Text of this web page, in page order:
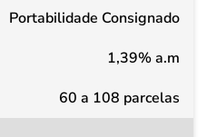
Portabilidade Consignado
1,39% a.m
60 a 108 parcelas